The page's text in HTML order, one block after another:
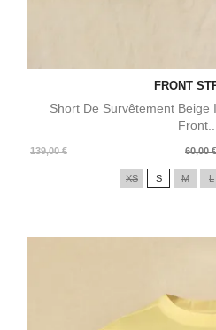
FRONT
Short De Survêtement
139,00 €
Prix
60,00 €
Prix
XS S M L